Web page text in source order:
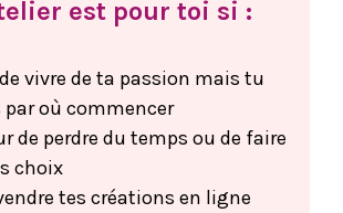
est pour toi si :
vivre de ta passion mais tu
par où commencer
de perdre du temps ou de faire
choix
tes créations en ligne